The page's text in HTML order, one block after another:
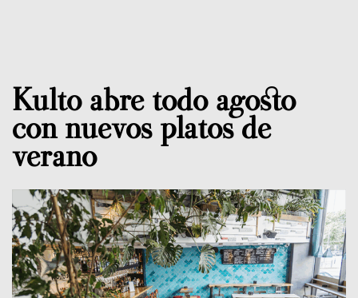
Kulto abre todo agosto
con nuevos platos de
verano